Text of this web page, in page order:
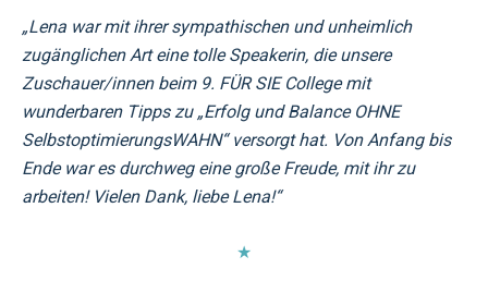
„Lena war mit ihrer sympathischen und unheimlich
zugänglichen Art eine tolle Speakerin, die unsere
Zuschauer/innen beim 9. FÜR SIE College mit
wunderbaren Tipps zu „Erfolg und Balance OHNE
SelbstoptimierungsWAHN“ versorgt hat. Von Anfang bis
Ende war es durchweg eine große Freude, mit ihr zu
arbeiten! Vielen Dank, liebe Lena!“
★